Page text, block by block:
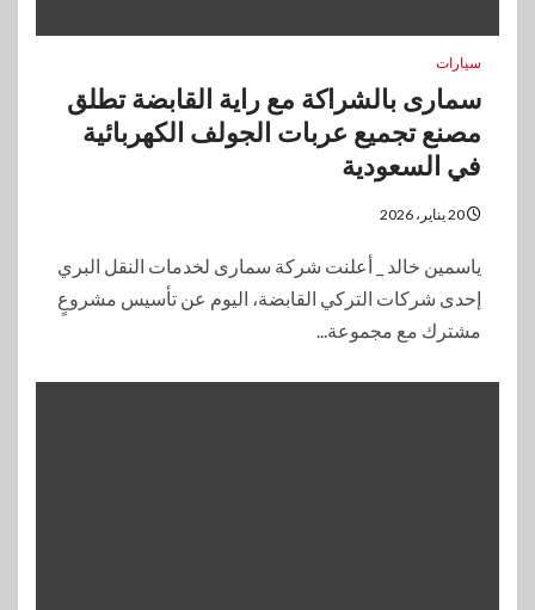
سيارات
سمارى بالشراكة مع راية القابضة تطلق
مصنع تجميع عربات الجولف الكهربائية
في السعودية
ياسمين خالد _ أعلنت شركة سمارى لخدمات النقل البري
إحدى شركات التركي القابضة، اليوم عن تأسيس مشروعٍ
مشترك مع مجموعة...